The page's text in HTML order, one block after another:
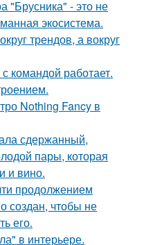
"Брусника" - это не
экосистема.
трендов, а вокруг
командой работает.
Nothing Fancy в
сдержанный,
пары, которая
и вино.
продолжением
создан, чтобы не
его.
в интерьере.